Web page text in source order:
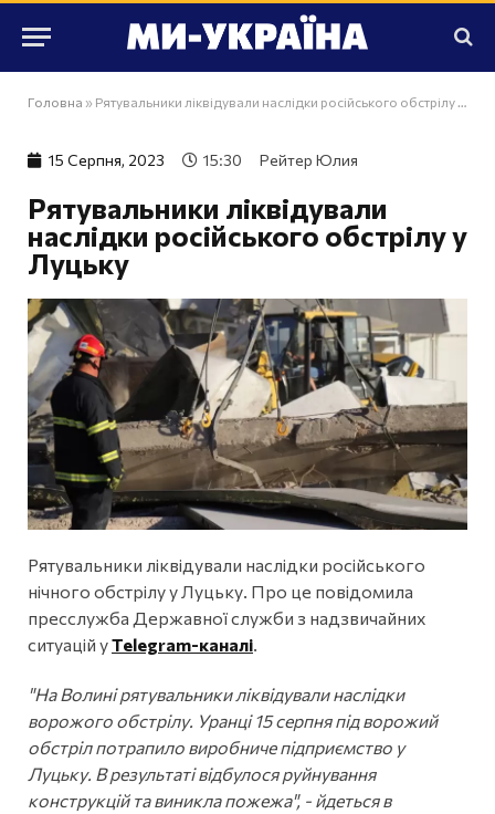
Головна » Рятувальники ліквідували наслідки російського обстрілу у Луцьку
15 Серпня, 2023 15:30 Рейтер Юлия
Рятувальники ліквідували
наслідки російського обстрілу у
Луцьку
Рятувальники ліквідували наслідки російського
нічного обстрілу у Луцьку. Про це повідомила
пресслужба Державної служби з надзвичайних
ситуацій уTelegram-каналі
"На Волині рятувальники ліквідували наслідки
ворожого обстрілу. Уранці 15 серпня під ворожий
обстріл потрапило виробниче підприємство у
Луцьку. В результаті відбулося руйнування
конструкцій та виникла пожежа", - йдеться в